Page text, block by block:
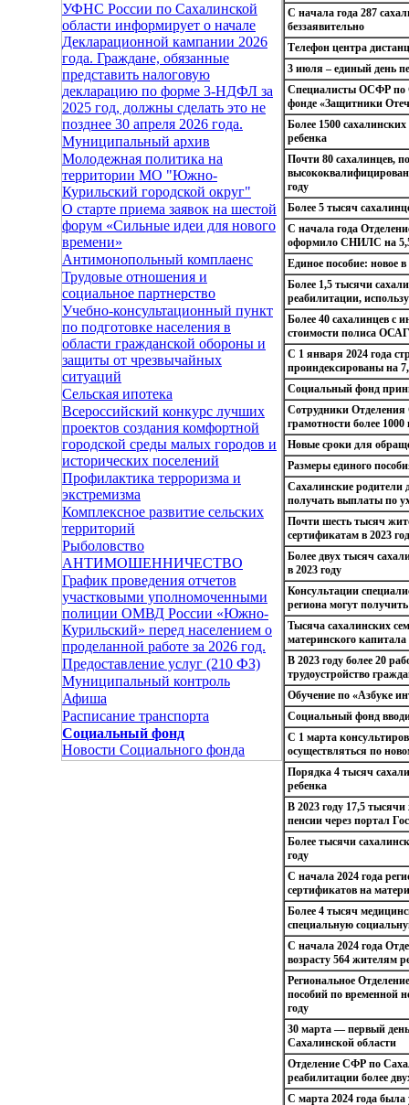
УФНС России по Сахалинской
области информирует о начале
Декларационной кампании 2026
года. Граждане, обязанные
представить налоговую
декларацию по форме 3-НДФЛ за
2025 год, должны сделать это не
позднее 30 апреля 2026 года.
Муниципальный архив
Молодежная политика на
территории МО "Южно-
Курильский городской округ"
О старте приема заявок на шестой
форум «Сильные идеи для нового
времени»
Антимонопольный комплаенс
Трудовые отношения и
социальное партнерство
Учебно-консультационный пункт
по подготовке населения в
области гражданской обороны и
защиты от чрезвычайных
ситуаций
Сельская ипотека
Всероссийский конкурс лучших
проектов создания комфортной
городской среды малых городов и
исторических поселений
Профилактика терроризма и
экстремизма
Комплексное развитие сельских
территорий
Рыболовство
АНТИМОШЕННИЧЕСТВО
График проведения отчетов
участковыми уполномоченными
полиции ОМВД России «Южно-
Курильский» перед населением о
проделанной работе за 2026 год.
Предоставление услуг (210 ФЗ)
Муниципальный контроль
Афиша
Расписание транспорта
Социальный фонд
Новости Социального фонда
С начала года 287
беззаявительно
Телефон центра
3 июля – единый день
Специалисты ОСФР по
фонде «Защитники
Более 1500
ребенка
Почти 80 сахалинцев,
году
Более 5 тысяч
С начала года
оформило СНИЛС на
Единое пособие: новое
Более 1,5 тысячи
реабилитации,
Более 40 сахалинцев с
стоимости полиса
С 1 января 2024 года
проиндексированы на
Социальный фонд
Сотрудники
грамотности более
Новые сроки для
Размеры единого
Сахалинские родители
получать выплаты по
Почти шесть тысяч
сертификатам в 2023
Более двух тысяч
в 2023 году
Консультации
региона могут
Тысяча сахалинских
материнского капитала
В 2023 году более 20
трудоустройство
Обучение по «Азбуке
Социальный фонд
С 1 марта
осуществляться по
Порядка 4 тысяч
ребенка
В 2023 году 17,5
пенсии через портал
Более тысячи
году
С начала 2024 года
сертификатов на
Более 4 тысяч
специальную
С начала 2024 года
возрасту 564 жителям
Региональное
пособий по временной
году
30 марта — первый
Сахалинской области
Отделение СФР по
реабилитации более
С марта 2024 года